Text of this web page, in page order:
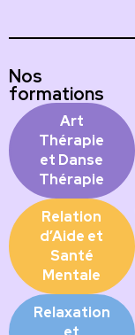
Nos
formations
Art
Thérapie
et Danse
Thérapie
Relation
d’Aide et
Santé
Mentale
Relaxation